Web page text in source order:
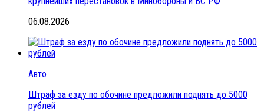
06.08.2026
Авто
Штраф за езду по обочине предложили поднять до 5000
рублей